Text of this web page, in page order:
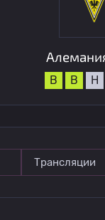
В В Н
Трансляции
Верль